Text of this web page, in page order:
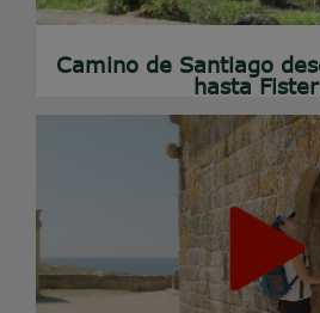
Camino de Santiago
hasta